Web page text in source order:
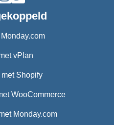
vPlan
Shopify
WooCommerce
Monday.com